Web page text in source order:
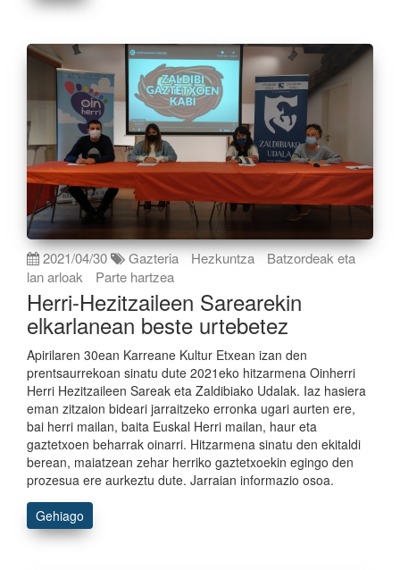
2021/04/30 Gazteria Hezkuntza
Batzordeak eta
lan arloak
Parte hartzea
Herri-Hezitzaileen Sarearekin
elkarlanean beste urtebetez
Apirilaren 30ean Karreane Kultur Etxean izan den
prentsaurrekoan sinatu dute 2021eko hitzarmena Oinherri
Herri Hezitzaileen Sareak eta Zaldibiako Udalak. Iaz hasiera
eman zitzaion bideari jarraitzeko erronka ugari aurten ere,
bai herri mailan, baita Euskal Herri mailan, haur eta
gaztetxoen beharrak oinarri. Hitzarmena sinatu den ekitaldi
berean, maiatzean zehar herriko gaztetxoekin egingo den
prozesua ere aurkeztu dute. Jarraian informazio osoa.
Gehiago